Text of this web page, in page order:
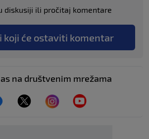
diskusiji ili pročitaj komentare
koji će ostaviti komentar
na društvenim mrežama